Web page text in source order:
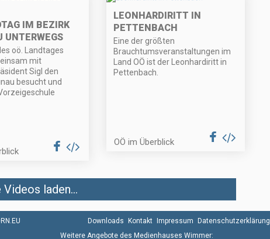
IM BEZIRK
UNTERWEGS
oö. Landtages
mit
Sigl den
besucht und
LEONHARDIRITT IN
PETTENBACH
Eine der größten
Brauchtumsveranstaltungen im
Land OÖ ist der Leonhardiritt in
Pettenbach.
OÖ im Überblick
laden...
Downloads Kontakt Impressum Datenschutzerklärung
Weitere Angebote des Medienhauses Wimmer: